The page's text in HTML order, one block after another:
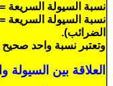
نسبة السيولة السريعة
نسبة السيولة السريعة
الضرائب).
وتعتبر نسبة واحد صحيح
العلاقة بين السيولة